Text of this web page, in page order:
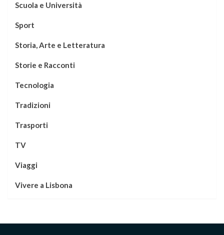
Scuola e Università
Sport
Storia, Arte e Letteratura
Storie e Racconti
Tecnologia
Tradizioni
Trasporti
TV
Viaggi
Vivere a Lisbona